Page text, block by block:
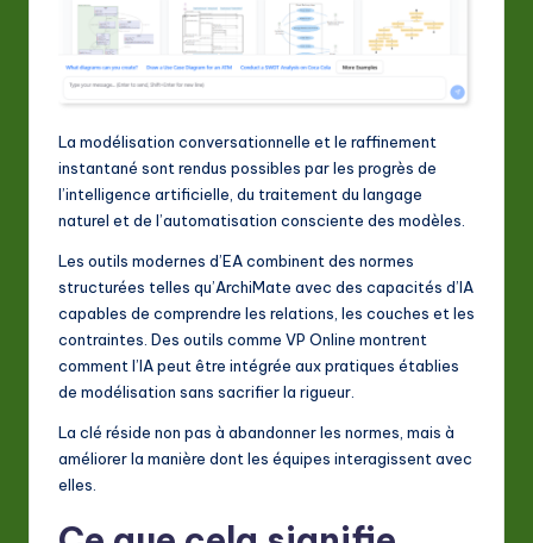
La modélisation conversationnelle et le raffinement
instantané sont rendus possibles par les progrès de
l’intelligence artificielle, du traitement du langage
naturel et de l’automatisation consciente des modèles.
Les outils modernes d’EA combinent des normes
structurées telles qu’ArchiMate avec des capacités d’IA
capables de comprendre les relations, les couches et les
contraintes. Des outils comme VP Online montrent
comment l’IA peut être intégrée aux pratiques établies
de modélisation sans sacrifier la rigueur.
La clé réside non pas à abandonner les normes, mais à
améliorer la manière dont les équipes interagissent avec
elles.